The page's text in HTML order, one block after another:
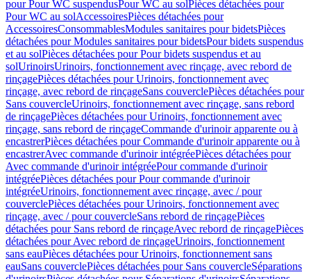
pour Pour WC suspendusPour WC au solPièces détachées pour
Pour WC au solAccessoiresPièces détachées pour
AccessoiresConsommablesModules sanitaires pour bidetsPièces
détachées pour Modules sanitaires pour bidetsPour bidets suspendus
et au solPièces détachées pour Pour bidets suspendus et au
solUrinoirsUrinoirs, fonctionnement avec rinçage, avec rebord de
rinçagePièces détachées pour Urinoirs, fonctionnement avec
rinçage, avec rebord de rinçageSans couverclePièces détachées pour
Sans couvercleUrinoirs, fonctionnement avec rinçage, sans rebord
de rinçagePièces détachées pour Urinoirs, fonctionnement avec
rinçage, sans rebord de rinçageCommande d'urinoir apparente ou à
encastrerPièces détachées pour Commande d'urinoir apparente ou à
encastrerAvec commande d'urinoir intégréePièces détachées pour
Avec commande d'urinoir intégréePour commande d'urinoir
intégréePièces détachées pour Pour commande d'urinoir
intégréeUrinoirs, fonctionnement avec rinçage, avec / pour
couverclePièces détachées pour Urinoirs, fonctionnement avec
rinçage, avec / pour couvercleSans rebord de rinçagePièces
détachées pour Sans rebord de rinçageAvec rebord de rinçagePièces
détachées pour Avec rebord de rinçageUrinoirs, fonctionnement
sans eauPièces détachées pour Urinoirs, fonctionnement sans
eauSans couverclePièces détachées pour Sans couvercleSéparations